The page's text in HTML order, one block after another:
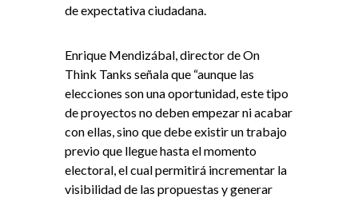
de expectativa ciudadana.
Enrique Mendizábal, director de On
Think Tanks señala que “aunque las
elecciones son una oportunidad, este tipo
de proyectos no deben empezar ni acabar
con ellas, sino que debe existir un trabajo
previo que llegue hasta el momento
electoral, el cual permitirá incrementar la
visibilidad de las propuestas y generar